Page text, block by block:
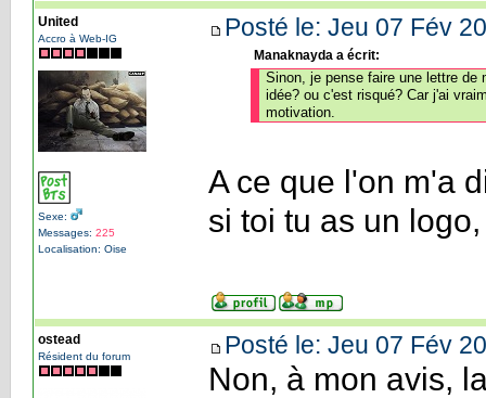
United
Accro à Web-IG
Sexe:
Messages: 225
Localisation: Oise
Posté le: Jeu 07 Fév
Manaknayda a écrit:
Sinon, je pense faire une lettre de
idée? ou c'est risqué? Car j'ai
motivation.
A ce que l'on m'a
si toi tu as un
ostead
Résident du forum Posté le: Jeu 07 Fév
Non, à mon avis,